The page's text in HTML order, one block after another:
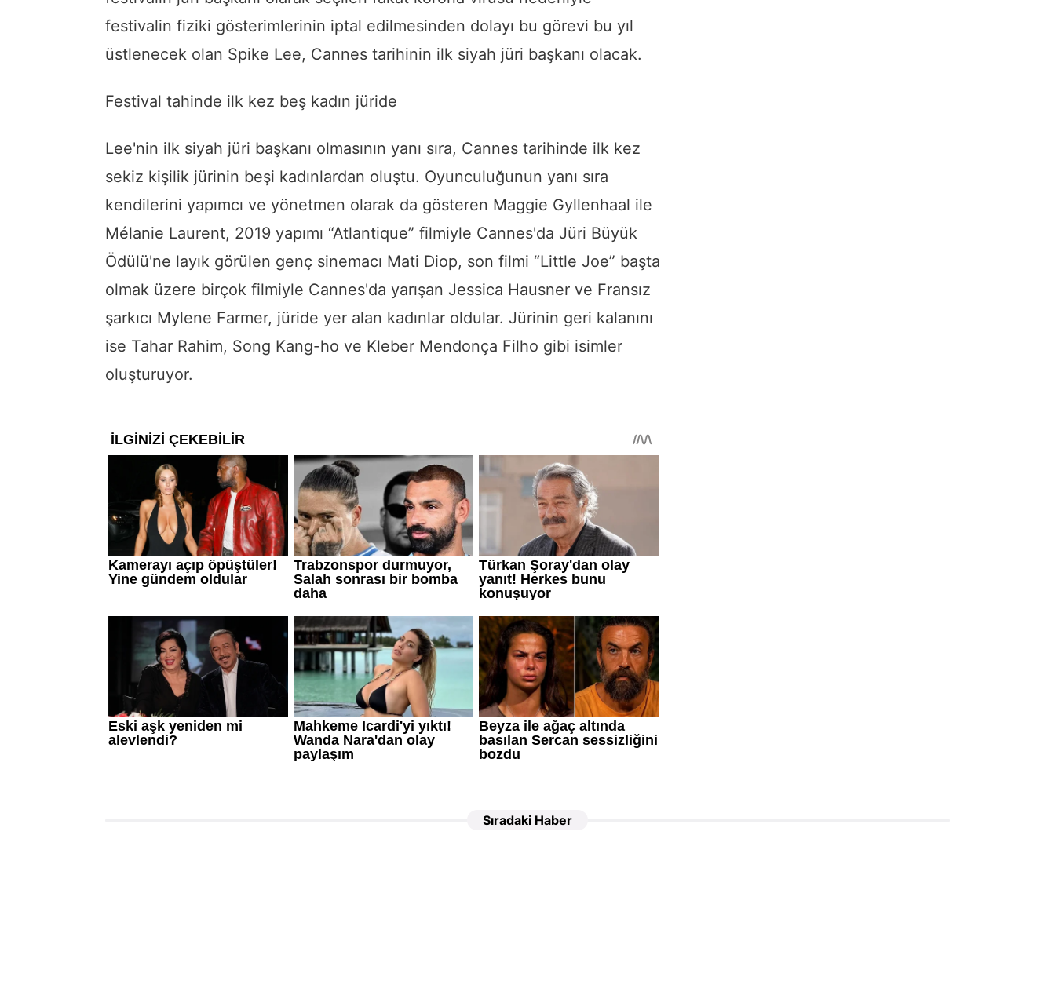
festivalin fiziki gösterimlerinin iptal edilmesinden dolayı bu görevi bu yıl
üstlenecek olan Spike Lee, Cannes tarihinin ilk siyah jüri başkanı olacak.
Festival tahinde ilk kez beş kadın jüride
Lee'nin ilk siyah jüri başkanı olmasının yanı sıra, Cannes tarihinde ilk kez
sekiz kişilik jürinin beşi kadınlardan oluştu. Oyunculuğunun yanı sıra
kendilerini yapımcı ve yönetmen olarak da gösteren Maggie Gyllenhaal ile
Mélanie Laurent, 2019 yapımı “Atlantique” filmiyle Cannes'da Jüri Büyük
Ödülü'ne layık görülen genç sinemacı Mati Diop, son filmi “Little Joe” başta
olmak üzere birçok filmiyle Cannes'da yarışan Jessica Hausner ve Fransız
şarkıcı Mylene Farmer, jüride yer alan kadınlar oldular. Jürinin geri kalanını
ise Tahar Rahim, Song Kang-ho ve Kleber Mendonça Filho gibi isimler
oluşturuyor.
Sıradaki Haber